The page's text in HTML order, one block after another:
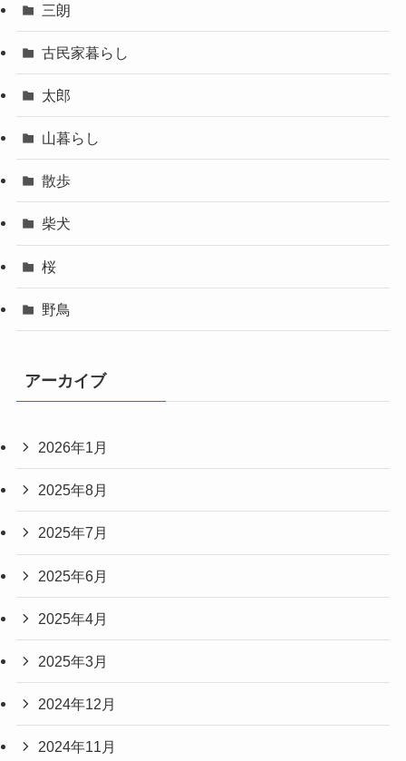
三朗
古民家暮らし
太郎
山暮らし
散歩
柴犬
桜
野鳥
アーカイブ
2026年1月
2025年8月
2025年7月
2025年6月
2025年4月
2025年3月
2024年12月
2024年11月